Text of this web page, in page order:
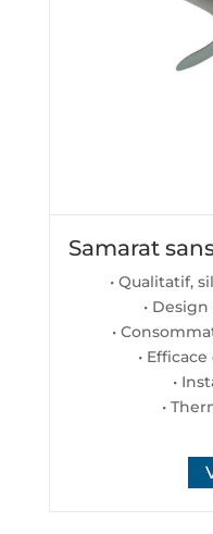
Samarat
• Qualitatif,
•
•
•
•
•